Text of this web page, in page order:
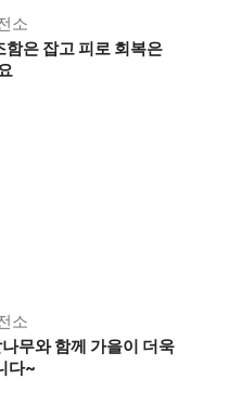
소
은 잡고 피로 회복은
소
무와 함께 가을이 더욱
다~